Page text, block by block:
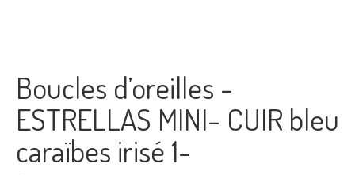
Boucles d’oreilles -
ESTRELLAS MINI- CUIR bleu
caraïbes irisé 1-